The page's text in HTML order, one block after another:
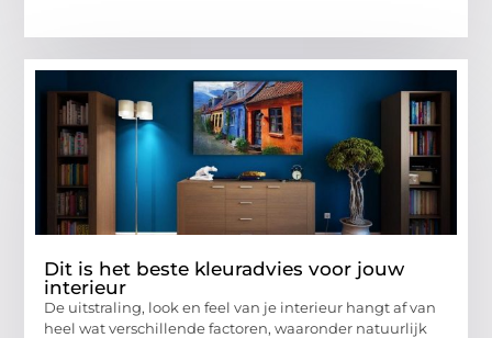
Dit is het beste kleuradvies voor jouw
interieur
De uitstraling, look en feel van je interieur hangt af van
heel wat verschillende factoren, waaronder natuurlijk